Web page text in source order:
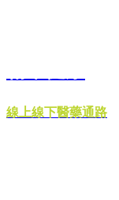
線上線下醫藥通路